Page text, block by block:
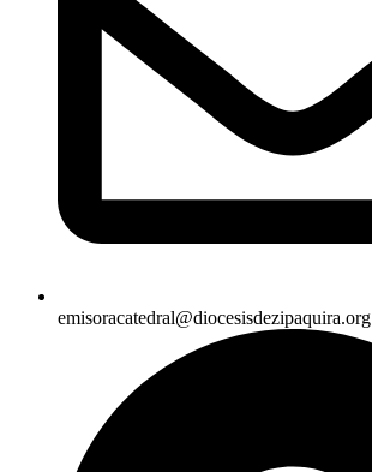
emisoracatedral@diocesisdezipaquira.org